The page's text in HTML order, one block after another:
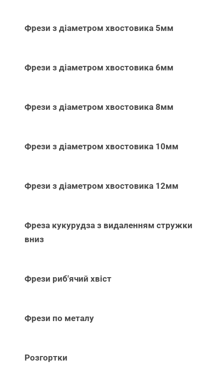
Фрези з діаметром хвостовика 5мм
Фрези з діаметром хвостовика 6мм
Фрези з діаметром хвостовика 8мм
Фрези з діаметром хвостовика 10мм
Фрези з діаметром хвостовика 12мм
Фреза кукурудза з видаленням стружки
вниз
Фрези риб'ячий хвіст
Фрези по металу
Розгортки